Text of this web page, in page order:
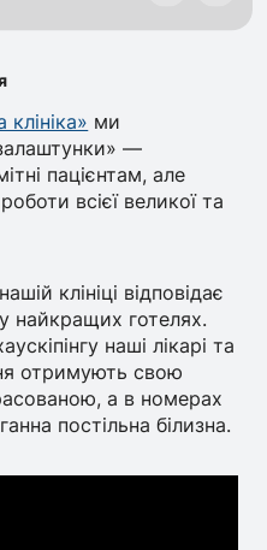
ми
—
пацієнтам, але
всієї великої та
клініці відповідає
найкращих готелях.
наші лікарі та
отримують свою
а в номерах
постільна білизна.